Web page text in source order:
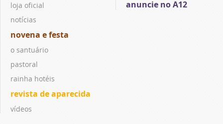
loja oficial
notícias
novena e festa
o santuário
pastoral
rainha hotéis
revista de aparecida
vídeos
anuncie no A12